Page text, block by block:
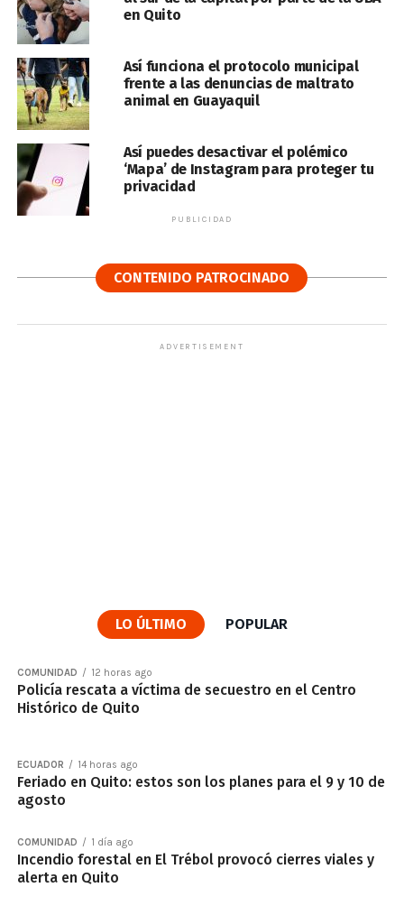
en Quito
Así funciona el protocolo municipal
frente a las denuncias de maltrato
animal en Guayaquil
Así puedes desactivar el polémico
‘Mapa’ de Instagram para proteger tu
privacidad
PUBLICIDAD
CONTENIDO PATROCINADO
ADVERTISEMENT
LO ÚLTIMO POPULAR
COMUNIDAD 12 horas ago
Policía rescata a víctima de secuestro en el Centro
Histórico de Quito
ECUADOR 14 horas ago
Feriado en Quito: estos son los planes para el 9 y 10 de
agosto
COMUNIDAD 1 día ago
Incendio forestal en El Trébol provocó cierres viales y
alerta en Quito